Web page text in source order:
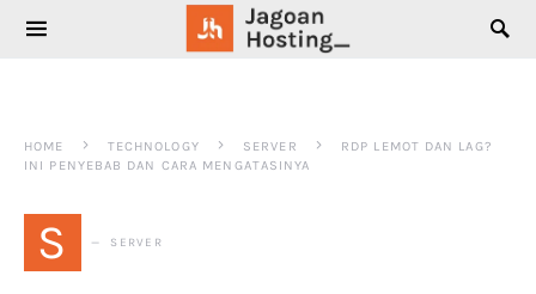
SEARCH FOR:
HOME TECHNOLOGY SERVER
RDP LEMOT DAN LAG?
INI PENYEBAB DAN CARA MENGATASINYA
S SERVER